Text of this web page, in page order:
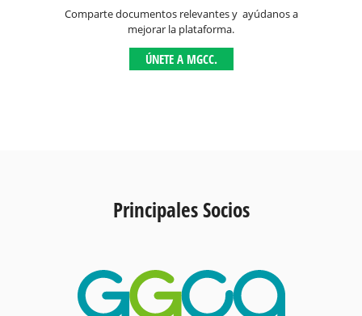
Comparte documentos relevantes y ayúdanos a
mejorar la plataforma.
ÚNETE A MGCC.
Principales Socios